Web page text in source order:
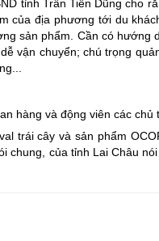
tỉnh Trần Tiến Dũng cho
của địa phương tới du
sản phẩm. Cần có hướng
vận chuyển; chú trọng
hàng và động viên các chủ
trái cây và sản phẩm
chung, của tỉnh Lai Châu